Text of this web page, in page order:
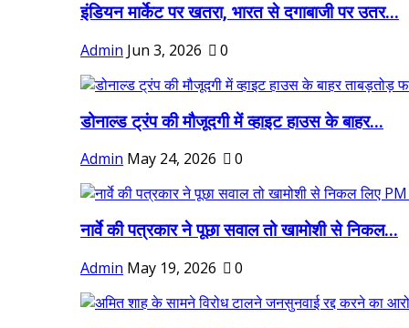
इंडियन मार्केट पर खतरा, भारत से दगाबाजी पर उतर...
Admin Jun 3, 2026 0
डोनाल्ड ट्रंप की मौजूदगी में व्हाइट हाउस के बाहर...
Admin May 24, 2026 0
नार्वे की पत्रकार ने पूछा सवाल तो खामोशी से निकल...
Admin May 19, 2026 0